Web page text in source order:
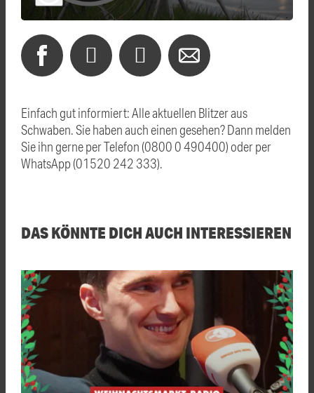
Einfach gut informiert: Alle aktuellen Blitzer aus
Schwaben. Sie haben auch einen gesehen? Dann melden
Sie ihn gerne per Telefon (0800 0 490400) oder per
WhatsApp (01520 242 333).
DAS KÖNNTE DICH AUCH INTERESSIEREN